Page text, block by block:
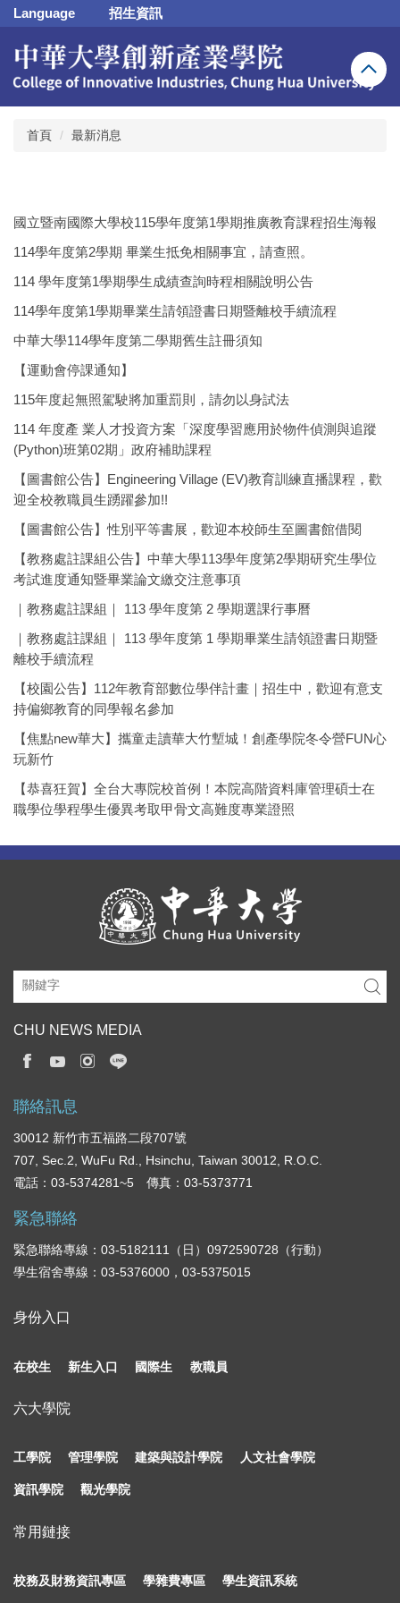
跳
到
主
內
容
Language 招生資訊
首頁 最新消息
國立暨南國際大學校115學年度第1學期推廣教育課程招生海報
114學年度第2學期 畢業生抵免相關事宜，請查照。
114 學年度第1學期學生成績查詢時程相關說明公告
114學年度第1學期畢業生請領證書日期暨離校手續流程
中華大學114學年度第二學期舊生註冊須知
【運動會停課通知】
115年度起無照駕駛將加重罰則，請勿以身試法
114 年度產 業人才投資方案「深度學習應用於物件偵測與追蹤
(Python)班第02期」政府補助課程
【圖書館公告】Engineering Village (EV)教育訓練直播課程，歡
迎全校教職員生踴躍參加!!
【圖書館公告】性別平等書展，歡迎本校師生至圖書館借閱
【教務處註課組公告】中華大學113學年度第2學期研究生學位
考試進度通知暨畢業論文繳交注意事項
｜教務處註課組｜ 113 學年度第 2 學期選課行事曆
｜教務處註課組｜ 113 學年度第 1 學期畢業生請領證書日期暨
離校手續流程
【校園公告】112年教育部數位學伴計畫｜招生中，歡迎有意支
持偏鄉教育的同學報名參加
【焦點new華大】攜童走讀華大竹塹城！創產學院冬令營FUN心
玩新竹
【恭喜狂賀】全台大專院校首例！本院高階資料庫管理碩士在
職學位學程學生優異考取甲骨文高難度專業證照
CHU NEWS MEDIA
聯絡訊息
30012 新竹市五福路二段707號
707, Sec.2, WuFu Rd., Hsinchu, Taiwan 30012, R.O.C.
電話：03-5374281~5 傳真：03-5373771
緊急聯絡
緊急聯絡專線：03-5182111（日）0972590728（行動）
學生宿舍專線：03-5376000，03-5375015
身份入口
在校生 新生入口 國際生 教職員
六大學院
工學院 管理學院 建築與設計學院 人文社會學院
資訊學院 觀光學院
常用鏈接
校務及財務資訊專區 學雜費專區 學生資訊系統